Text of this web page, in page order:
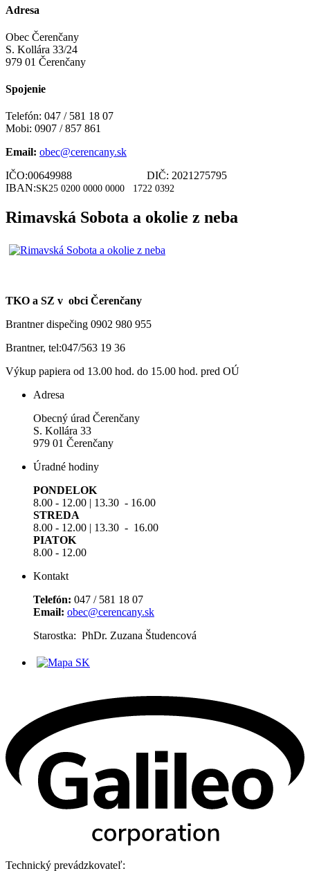
Adresa
Obec Čerenčany
S. Kollára 33/24
979 01 Čerenčany
Spojenie
Telefón: 047 / 581 18 07
Mobi: 0907 / 857 861
Email: obec@cerencany.sk
IČO:00649988 DIČ: 2021275795
IBAN:SK25 0200 0000 0000 1722 0392
Rimavská Sobota a okolie z neba
TKO a SZ v obci Čerenčany
Brantner dispečing 0902 980 955
Brantner, tel:047/563 19 36
Výkup papiera od 13.00 hod. do 15.00 hod. pred OÚ
Adresa
Obecný úrad Čerenčany
S. Kollára 33
979 01 Čerenčany
Úradné hodiny
PONDELOK
8.00 - 12.00 | 13.30 - 16.00
STREDA
8.00 - 12.00 | 13.30 - 16.00
PIATOK
8.00 - 12.00
Kontakt
Telefón: 047 / 581 18 07
Email: obec@cerencany.sk
Starostka: PhDr. Zuzana Študencová
Technický prevádzkovateľ: